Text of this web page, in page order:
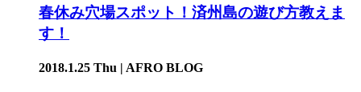
春休み穴場スポット！済州島の遊び方教えま
す！
2018.1.25 Thu | AFRO BLOG